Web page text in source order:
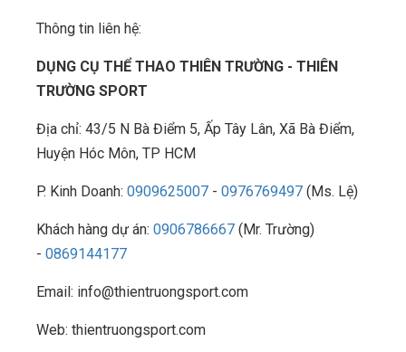
Thông tin liên hệ:
DỤNG CỤ THỂ THAO THIÊN TRƯỜNG - THIÊN
TRƯỜNG SPORT
Địa chỉ: 43/5 N Bà Điểm 5, Ấp Tây Lân, Xã Bà Điểm,
Huyện Hóc Môn, TP HCM
P. Kinh Doanh: 0909625007 - 0976769497 (Ms. Lệ)
Khách hàng dự án: 0906786667 (Mr. Trường)
- 0869144177
Email: info@thientruongsport.com
Web: thientruongsport.com